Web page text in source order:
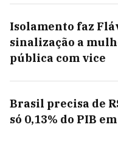
Isolamento faz
sinalização a
pública com vice
Brasil precisa de
só 0,13% do PIB